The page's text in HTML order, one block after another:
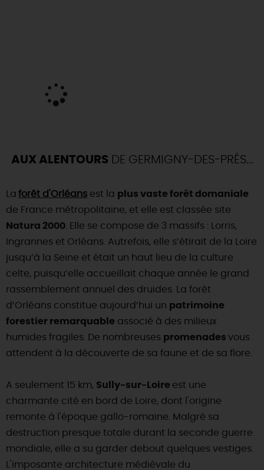
AUX ALENTOURS DE GERMIGNY-DES-PRÉS...
La forêt d'Orléans est la plus vaste forêt domaniale
de France métropolitaine, et elle est classée site
Natura 2000 . Elle se compose de 3 massifs : Lorris,
Ingrannes et Orléans. Autrefois, elle s’étirait de la Loire
jusqu’à la Seine et était un haut lieu de la culture
celte, puisqu’elle accueillait chaque année le grand
rassemblement annuel des druides. La forêt
d’Orléans constitue aujourd’hui un patrimoine
forestier remarquable associé à des milieux
humides fragiles. De nombreuses promenades vous
attendent à la découverte de sa faune et de sa flore.
A seulement 15 km, Sully-sur-Loire est une
charmante cité en bord de Loire, dont l'origine
remonte à l'époque gallo-romaine. Malgré sa
destruction presque totale durant la seconde guerre
mondiale, elle a su garder debout quelques vestiges.
L'imposante architecture médiévale du